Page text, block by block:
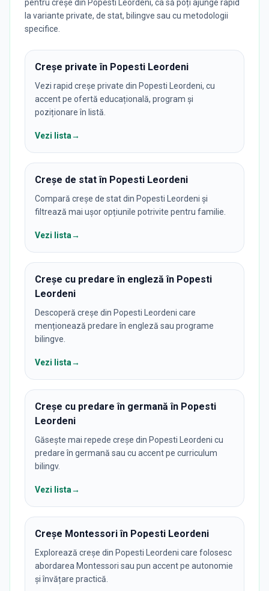
pentru creșe din Popesti Leordeni, ca să poți ajunge rapid
la variante private, de stat, bilingve sau cu metodologii
specifice.
Creșe private în Popesti Leordeni
Vezi rapid creșe private din Popesti Leordeni, cu
accent pe ofertă educațională, program și
poziționare în listă.
Vezi lista→
Creșe de stat în Popesti Leordeni
Compară creșe de stat din Popesti Leordeni și
filtrează mai ușor opțiunile potrivite pentru familie.
Vezi lista→
Creșe cu predare în engleză în Popesti
Leordeni
Descoperă creșe din Popesti Leordeni care
menționează predare în engleză sau programe
bilingve.
Vezi lista→
Creșe cu predare în germană în Popesti
Leordeni
Găsește mai repede creșe din Popesti Leordeni cu
predare în germană sau cu accent pe curriculum
bilingv.
Vezi lista→
Creșe Montessori în Popesti Leordeni
Explorează creșe din Popesti Leordeni care folosesc
abordarea Montessori sau pun accent pe autonomie
și învățare practică.